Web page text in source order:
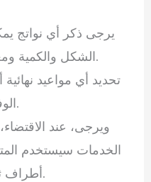
يرجى ذكر أي نواتج
الشكل والكمية ومعايير الجودة المتوقعة.
تحديد أي مواعيد
الوفاء بها خلال المشروع.
ويرجى، عند
الخدمات سيستخدم
أطراف ثالثة، وفي أي شروط.